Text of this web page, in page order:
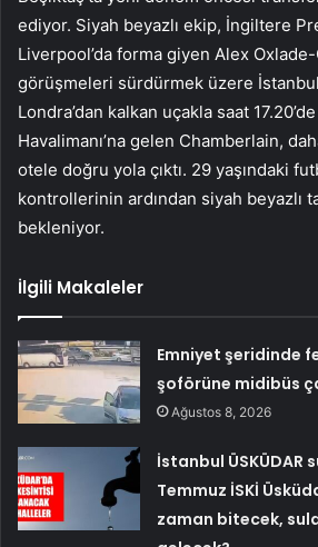
ediyor. Siyah beyazlı ekip, İngiltere
Liverpool’da forma giyen Alex
görüşmeleri sürdürmek üzere
Londra’dan kalkan uçakla saat
Havalimanı’na gelen Chamberlain,
otele doğru yola çıktı. 29 yaşındaki
kontrollerinin ardından siyah beyazlı
bekleniyor.
İlgili Makaleler
Emniyet şeridinde
şoförüne midibüs
Ağustos 8, 2026
İstanbul ÜSKÜDAR
Temmuz İSKİ
zaman bitecek,